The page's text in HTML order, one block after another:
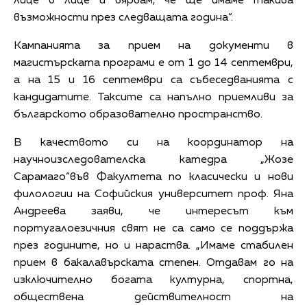
възможности през следващата година“.
Кампанията за прием на документи в
магистърската програми е от 1 до 14 септември,
а на 15 и 16 септември са събеседванията с
кандидатите. Таксите са напълно приемливи за
българското образователно пространство.
В качеството си на координатор на
научноизследователска катедра „Жозе
Сарамаго“във Факултета по класически и нови
филологии на Софийския университет проф. Яна
Андреева заяви, че интересът към
португалоезичния свят не са само се поддържа
през годините, но и нараства. „Имаме стабилен
прием в бакалавърската степен. Отдавам го на
изключително богата културна, спортна,
обществена действителност на